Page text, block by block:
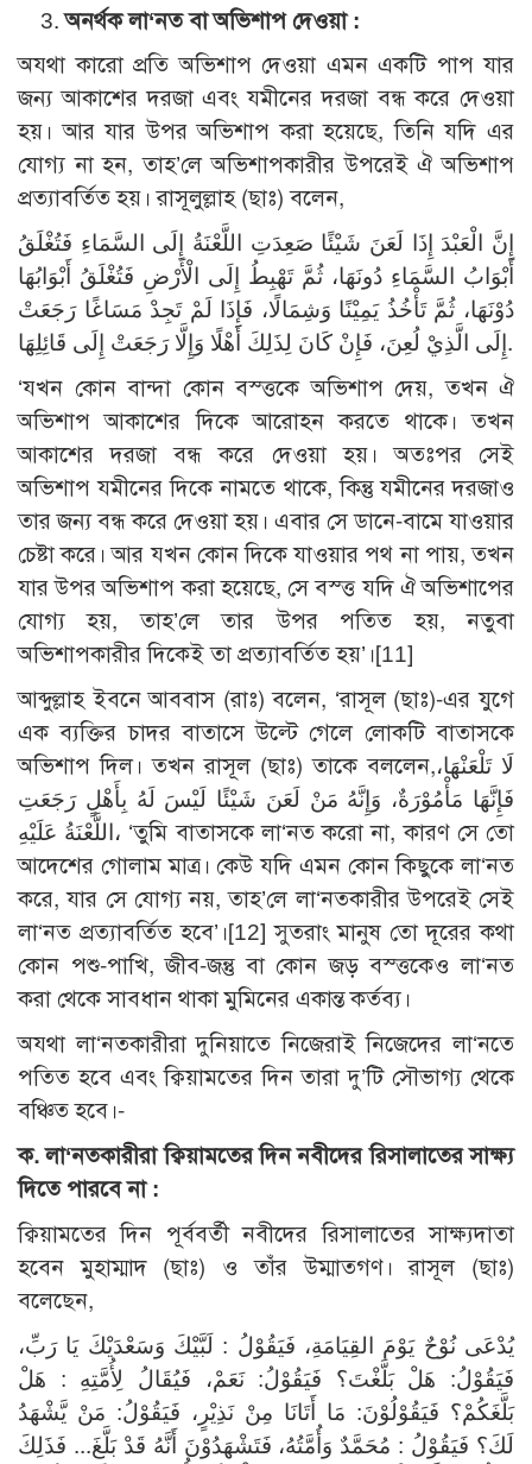
অনর্থক লা‘নত বা অভিশাপ দেওয়া :
অযথা কারো প্রতি অভিশাপ দেওয়া এমন একটি পাপ যার
জন্য আকাশের দরজা এবং যমীনের দরজা বন্ধ করে দেওয়া
হয়। আর যার উপর অভিশাপ করা হয়েছে, তিনি যদি এর
যোগ্য না হন, তাহ’লে অভিশাপকারীর উপরেই ঐ অভিশাপ
প্রত্যাবর্তিত হয়। রাসূলুল্লাহ (ছাঃ) বলেন,
إِنَّ الْعَبْدَ إِذَا لَعَنَ شَيْئًا صَعِدَتِ اللَّعْنَةُ إِلَى السَّمَاءِ فَتُغْلَقُ
أَبْوَابُ السَّمَاءِ دُونَهَا، ثُمَّ تَهْبِطُ إِلَى الْأَرْضِ فَتُغْلَقُ أَبْوَابُهَا
دُوْنَهَا، ثُمَّ تَأْخُذُ يَمِيْنًا وَشِمَالًا، فَإِذَا لَمْ تَجِدْ مَسَاغًا رَجَعَتْ
إِلَى الَّذِيْ لُعِنَ، فَإِنْ كَانَ لِذَلِكَ أَهْلًا وَإِلَّا رَجَعَتْ إِلَى قَائِلِهَا.
‘যখন কোন বান্দা কোন বস্ত্তকে অভিশাপ দেয়, তখন ঐ
অভিশাপ আকাশের দিকে আরোহন করতে থাকে। তখন
আকাশের দরজা বন্ধ করে দেওয়া হয়। অতঃপর সেই
অভিশাপ যমীনের দিকে নামতে থাকে, কিন্তু যমীনের দরজাও
তার জন্য বন্ধ করে দেওয়া হয়। এবার সে ডানে-বামে যাওয়ার
চেষ্টা করে। আর যখন কোন দিকে যাওয়ার পথ না পায়, তখন
যার উপর অভিশাপ করা হয়েছে, সে বস্ত্ত যদি ঐ অভিশাপের
যোগ্য হয়, তাহ’লে তার উপর পতিত হয়, নতুবা
অভিশাপকারীর দিকেই তা প্রত্যাবর্তিত হয়’।[11]
আব্দুল্লাহ ইবনে আববাস (রাঃ) বলেন, ‘রাসূল (ছাঃ)-এর যুগে
এক ব্যক্তির চাদর বাতাসে উল্টে গেলে লোকটি বাতাসকে
অভিশাপ দিল। তখন রাসূল (ছাঃ) তাকে বললেন,لَا تَلْعَنْهَا،
فَإِنَّهَا مَأْمُوْرَةٌ، وَإِنَّهُ مَنْ لَعَنَ شَيْئًا لَيْسَ لَهُ بِأَهْلٍ رَجَعَتِ
اللَّعْنَةُ عَلَيْهِ، ‘তুমি বাতাসকে লা‘নত করো না, কারণ সে তো
আদেশের গোলাম মাত্র। কেউ যদি এমন কোন কিছুকে লা‘নত
করে, যার সে যোগ্য নয়, তাহ’লে লা‘নতকারীর উপরেই সেই
লা‘নত প্রত্যাবর্তিত হবে’।[12] সুতরাং মানুষ তো দূরের কথা
কোন পশু-পাখি, জীব-জন্তু বা কোন জড় বস্ত্তকেও লা‘নত
করা থেকে সাবধান থাকা মুমিনের একান্ত কর্তব্য।
অযথা লা‘নতকারীরা দুনিয়াতে নিজেরাই নিজেদের লা‘নতে
পতিত হবে এবং ক্বিয়ামতের দিন তারা দু’টি সৌভাগ্য থেকে
বঞ্চিত হবে।-
ক. লা‘নতকারীরা ক্বিয়ামতের দিন নবীদের রিসালাতের সাক্ষ্য
দিতে পারবে না :
ক্বিয়ামতের দিন পূর্ববর্তী নবীদের রিসালাতের সাক্ষ্যদাতা
হবেন মুহাম্মাদ (ছাঃ) ও তাঁর উম্মাতগণ। রাসূল (ছাঃ)
বলেছেন,
يُدْعَى نُوْحٌ يَوْمَ القِيَامَةِ، فَيَقُوْلُ : لَبَّيْكَ وَسَعْدَيْكَ يَا رَبِّ،
فَيَقُوْلُ: هَلْ بَلَّغْتَ؟ فَيَقُوْلُ: نَعَمْ، فَيُقَالُ لِأُمَّتِهِ : هَلْ
بَلَّغَكُمْ؟ فَيَقُوْلُوْنَ: مَا أَتَانَا مِنْ نَذِيْرٍ، فَيَقُوْلُ: مَنْ يَّشْهَدُ
لَكَ؟ فَيَقُوْلُ : مُحَمَّدٌ وَأُمَّتُهُ، فَتَشْهَدُوْنَ أَنَّهُ قَدْ بَلَّغَ... فَذَلِكَ